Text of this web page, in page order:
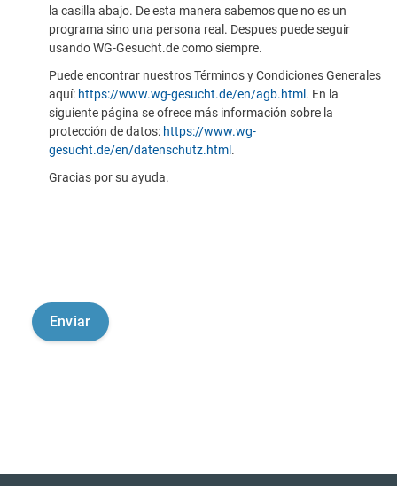
la casilla abajo. De esta manera sabemos que no es un
programa sino una persona real. Despues puede seguir
usando WG-Gesucht.de como siempre.
Puede encontrar nuestros Términos y Condiciones Generales
aquí: https://www.wg-gesucht.de/en/agb.html . En la
siguiente página se ofrece más información sobre la
protección de datos: https://www.wg-
gesucht.de/en/datenschutz.html .
Gracias por su ayuda.